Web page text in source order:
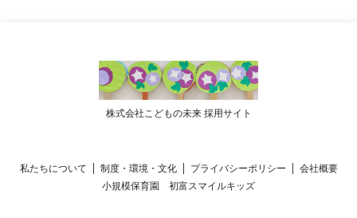
株式会社こどもの未来 採用サイト
私たちについて 制度・環境・文化 プライバシーポリシー
会社概要
小規模保育園 初富スマイルキッズ